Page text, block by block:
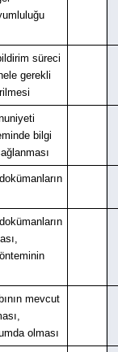
süreci
gerekli
bilgi
mevcut
olması